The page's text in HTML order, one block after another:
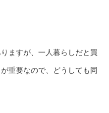
ますが、一人暮らしだと買
重要なので、どうしても同